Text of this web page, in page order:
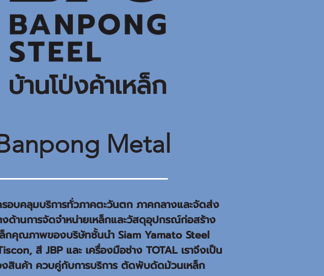
บ้านโป่งค้าเหล็ก
Metal
อบคลุมบริการทั่วภาคตะวันตก ภาคกลางและจัดส่ง
ด้านการจัดจำหน่ายเหล็กและวัสดุอุปกรณ์ก่อสร้าง
กคุณภาพของบริษัทชั้นนำ Siam Yamato Steel
สี JBP และ เครื่องมือช่าง TOTAL เราจึงเป็น
งสินค้า ควบคู่กับการบริการ ตัดพับดัดม้วนเหล็ก